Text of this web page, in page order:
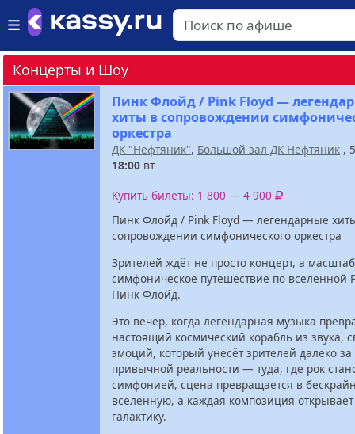
Концерты и Шоу
Пинк Флойд / Pink Floyd —
хиты в сопровождении
оркестра
ДК "Нефтяник", Большой зал ДК Нефтяник ,
18:00 вт
Купить билеты: 1 800 — 4 900
Пинк Флойд / Pink Floyd — легендарные
сопровождении симфонического оркестра
Зрителей ждёт не просто концерт, а
симфоническое путешествие по вселенной
Пинк Флойд.
Это вечер, когда легендарная музыка
настоящий космический корабль из звука,
эмоций, который унесёт зрителей далеко
привычной реальности — туда, где рок
симфонией, сцена превращается в
вселенную, а каждая композиция
галактику.